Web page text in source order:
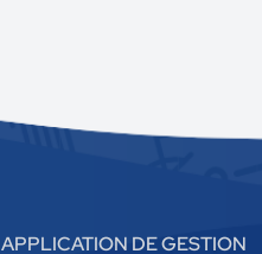
APPLICATION DE GESTION